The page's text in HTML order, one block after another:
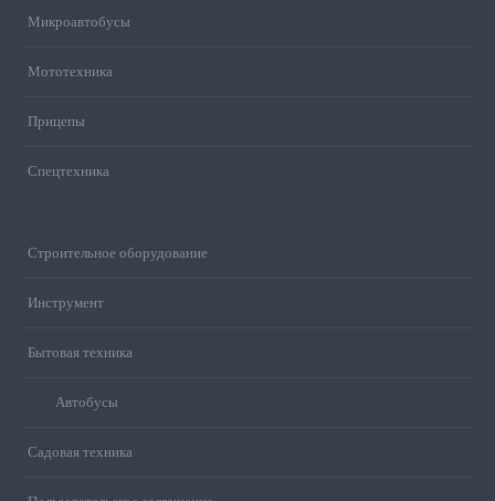
Микроавтобусы
Мототехника
Прицепы
Спецтехника
Строительное оборудование
Инструмент
Бытовая техника
Автобусы
Садовая техника